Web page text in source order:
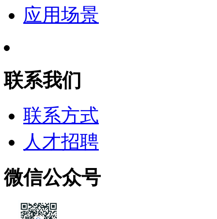
应用场景
联系我们
联系方式
人才招聘
微信公众号